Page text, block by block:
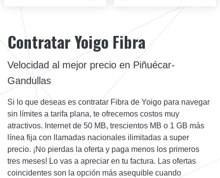
Contratar Yoigo Fibra
Velocidad al mejor precio en Piñuécar-
Gandullas
Si lo que deseas es contratar Fibra de Yoigo para navegar
sin límites a tarifa plana, te ofrecemos costos muy
atractivos. Internet de 50 MB, trescientos MB o 1 GB más
línea fija con llamadas nacionales ilimitadas a super
precio. ¡No pierdas la oferta y paga menos los primeros
tres meses! Lo vas a apreciar en tu factura. Las ofertas
coincidentes son la opción más asequible cuando